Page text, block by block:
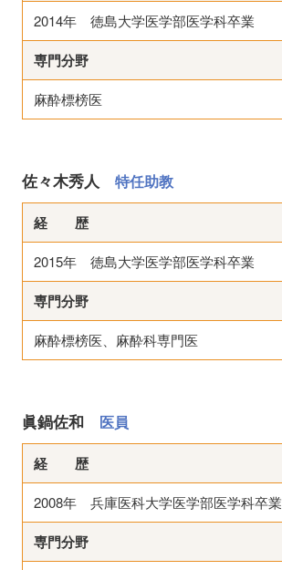
2014年 徳島大学医学部医学科卒業
専門分野
麻酔標榜医
佐々木秀人特任助教
経 歴
2015年 徳島大学医学部医学科卒業
専門分野
麻酔標榜医、麻酔科専門医
眞鍋佐和 医員
経 歴
2008年 兵庫医科大学医学部医学科卒業
専門分野